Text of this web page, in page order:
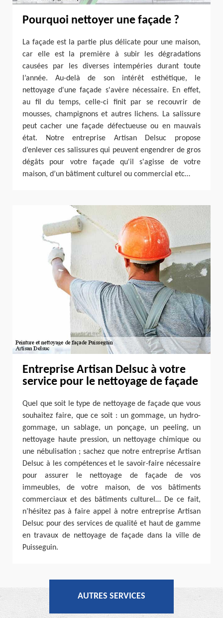
Pourquoi nettoyer une façade ?
La façade est la partie plus délicate pour une maison,
car elle est la première à subir les dégradations
causées par les diverses intempéries durant toute
l’année. Au-delà de son intérêt esthétique, le
nettoyage d'une façade s'avère nécessaire. En effet,
au fil du temps, celle-ci finit par se recouvrir de
mousses, champignons et autres lichens. La salissure
peut cacher une façade défectueuse ou en mauvais
état. Notre entreprise Artisan Delsuc propose
d’enlever ces salissures qui peuvent engendrer de gros
dégâts pour votre façade qu'il s'agisse de votre
maison, d’un bâtiment culturel ou commercial etc…
Entreprise Artisan Delsuc à votre
service pour le nettoyage de façade
Quel que soit le type de nettoyage de façade que vous
souhaitez faire, que ce soit : un gommage, un hydro-
gommage, un sablage, un ponçage, un peeling, un
nettoyage haute pression, un nettoyage chimique ou
une nébulisation ; sachez que notre entreprise Artisan
Delsuc à les compétences et le savoir-faire nécessaire
pour assurer le nettoyage de façade de vos
immeubles, de votre maison, de vos bâtiments
commerciaux et des bâtiments culturel… De ce fait,
n’hésitez pas à faire appel à notre entreprise Artisan
Delsuc pour des services de qualité et haut de gamme
en travaux de nettoyage de façade dans la ville de
Puisseguin.
AUTRES SERVICES